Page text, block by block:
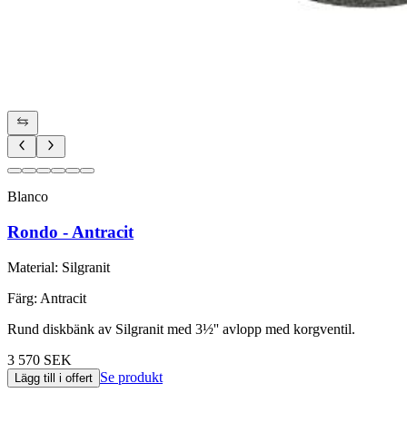
Blanco
Rondo - Antracit
Material: Silgranit
Färg: Antracit
Rund diskbänk av Silgranit med 3½'' avlopp med korgventil.
3 570 SEK
Lägg till i offert Se produkt